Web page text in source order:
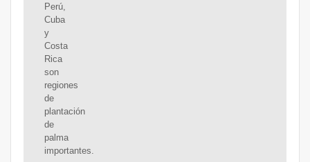
Perú,
Cuba
y
Costa
Rica
son
regiones
de
plantación
de
palma
importantes.